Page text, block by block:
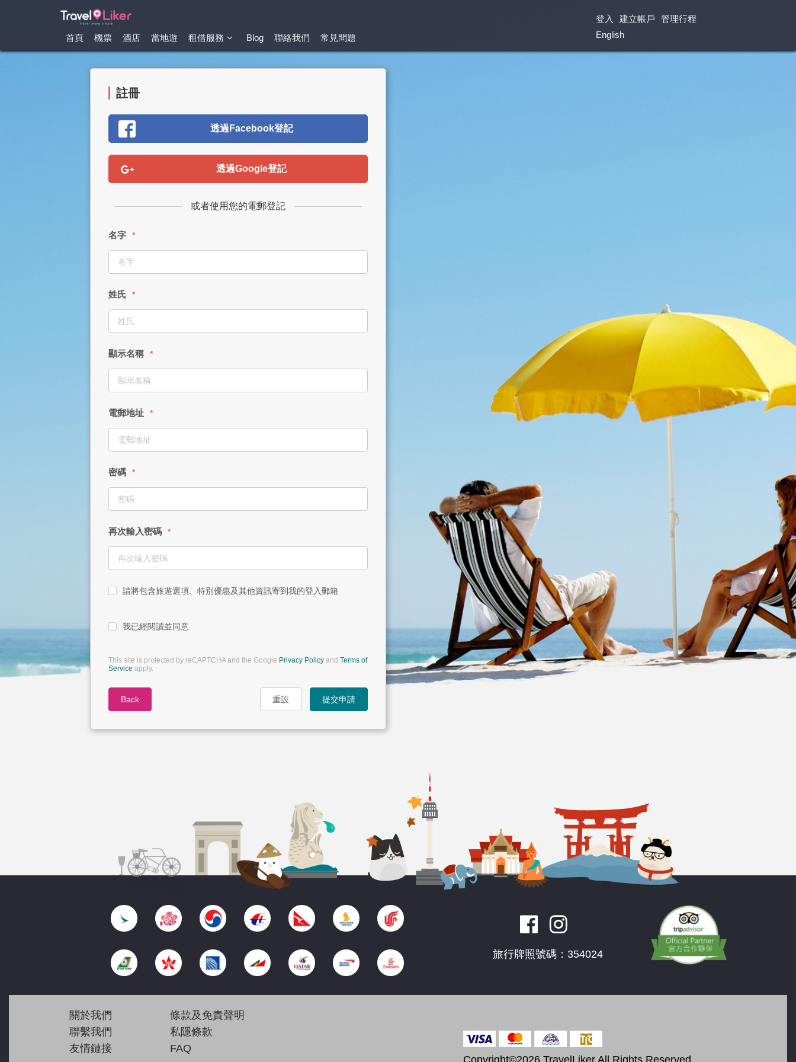
登入 建立帳戶
管理行程
English
首頁 機票 酒店 當地遊 租借服務 Blog 聯絡我們 常見問題
註冊
透過Facebook登記
透過Google登記
或者使用您的電郵登記
名字 *
姓氏 *
顯示名稱 *
電郵地址 *
密碼 *
再次輸入密碼 *
請將包含旅遊選項、特別優惠及其他資訊寄到我的登入郵箱
我已經閱讀並同意
This site is protected by reCAPTCHA and the Google Privacy Policy and Terms of
Service apply.
Back 重設 提交申請
旅行牌照號碼：354024
關於我們
聯繫我們
友情鏈接
條款及免責聲明
私隱條款
FAQ
Copyright©2026 TravelLiker All Rights Reserved.